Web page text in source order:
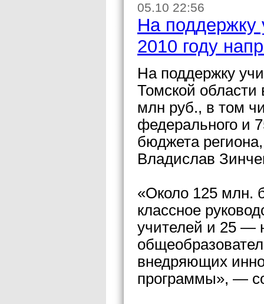
05.10 22:56
На поддержку
2010 году
На поддержку
Томской
млн руб., в том
федерального и
бюджета
Владислав
«Около 125 млн.
классное
учителей и 25 —
внедряющих
программы», —